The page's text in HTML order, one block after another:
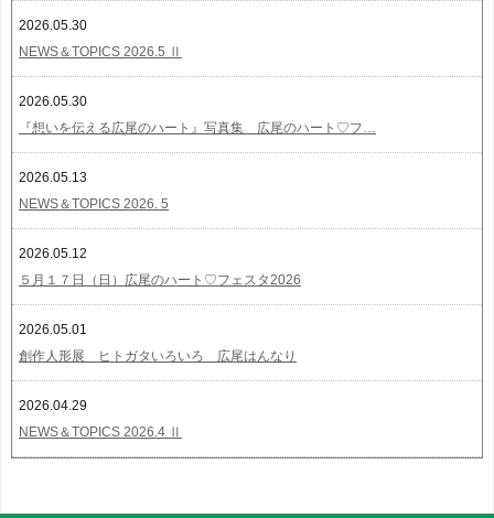
2026.05.30
NEWS＆TOPICS 2026.5 Ⅱ
2026.05.30
『想いを伝える広尾のハート』写真集 広尾のハート♡フ…
2026.05.13
NEWS＆TOPICS 2026. 5
2026.05.12
５月１７日（日）広尾のハート♡フェスタ2026
2026.05.01
創作人形展 ヒトガタいろいろ 広尾はんなり
2026.04.29
NEWS＆TOPICS 2026.4 Ⅱ